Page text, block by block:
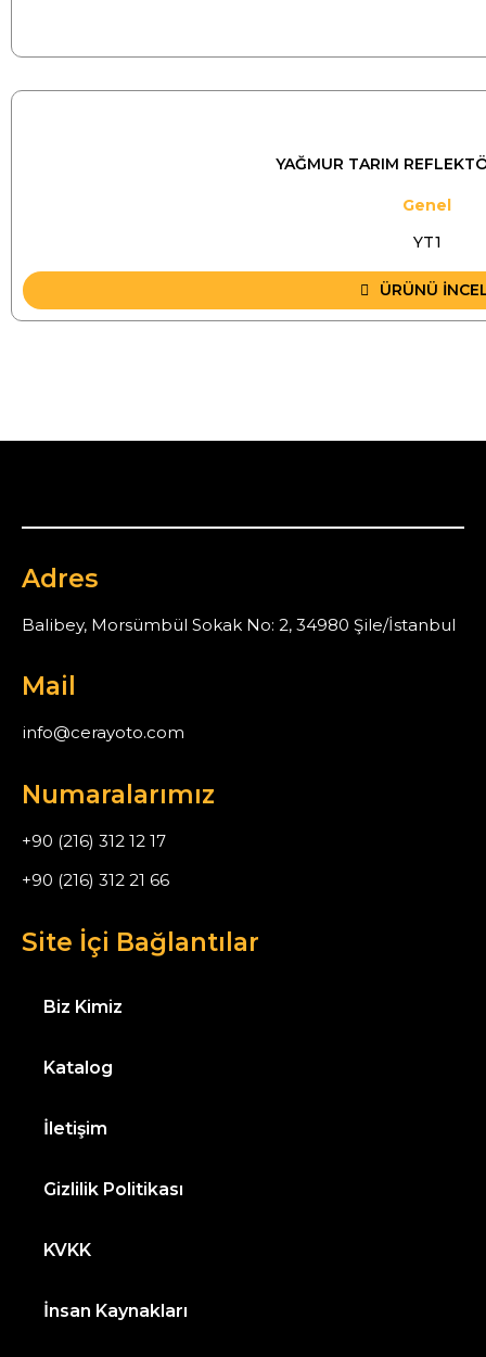
YAĞMUR TARIM
Genel
YT1
ÜRÜNÜ
Adres
Balibey, Morsümbül Sokak No: 2, 34980 Şile/İstanbul
Mail
info@cerayoto.com
Numaralarımız
+90 (216) 312 12 17
+90 (216) 312 21 66
Site İçi Bağlantılar
Biz Kimiz
Katalog
İletişim
Gizlilik Politikası
KVKK
İnsan Kaynakları